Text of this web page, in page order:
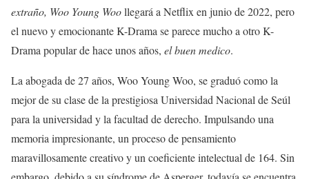
extraño, Woo Young Woollegará a Netflix en junio de 2022, pero
el nuevo y emocionante K-Drama se parece mucho a otro K-
Drama popular de hace unos años, el buen medico.
La abogada de 27 años, Woo Young Woo, se graduó como la
mejor de su clase de la prestigiosa Universidad Nacional de Seúl
para la universidad y la facultad de derecho. Impulsando una
memoria impresionante, un proceso de pensamiento
maravillosamente creativo y un coeficiente intelectual de 164. Sin